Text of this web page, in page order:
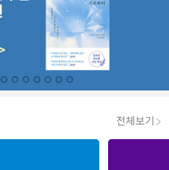
전체보기